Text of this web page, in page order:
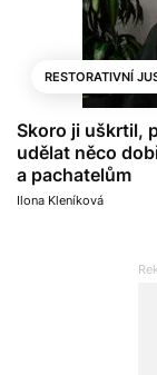
RESTORATIVNÍ
Skoro ji uškrtil,
udělat něco
a pachatelům
Ilona Kleníková